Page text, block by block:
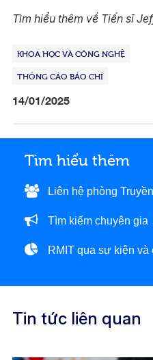
Tìm hiểu thêm về Tiến sĩ
KHOA HỌC VÀ CÔNG NGHỆ
THÔNG CÁO BÁO CHÍ
14/01/2025
Tìm hiểu thêm
Liên hệ phòng
Tìm kiếm chuyên gia
RMIT qua sự kiện và
Tin tức liên quan